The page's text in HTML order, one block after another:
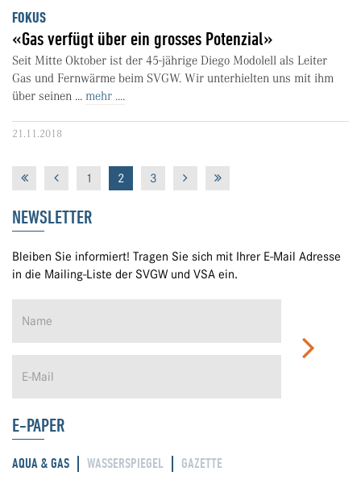
FOKUS
«Gas verfügt über ein grosses Potenzial»
Seit Mitte Oktober ist der 45-jährige Diego Modolell als Leiter
Gas und Fernwärme beim SVGW. Wir unterhielten uns mit ihm
über seinen ... mehr ....
21.11.2018
1 2 3
NEWSLETTER
Bleiben Sie informiert! Tragen Sie sich mit Ihrer E-Mail Adresse
in die Mailing-Liste der SVGW und VSA ein.
E-PAPER
AQUA & GAS WASSERSPIEGEL GAZETTE